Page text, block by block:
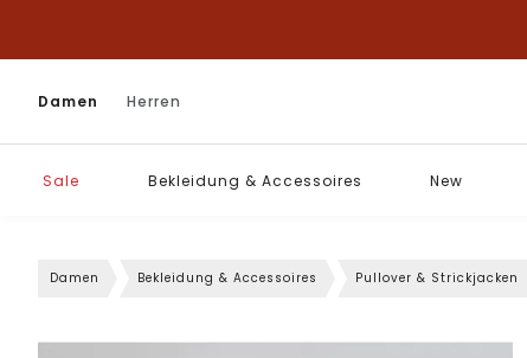
Damen Herren
Sale Bekleidung & Accessoires New
Damen Bekleidung & Accessoires Pullover & Strickjacken